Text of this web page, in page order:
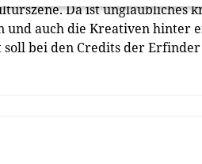
Da ist unglaubliches
auch die Kreativen hinter
bei den Credits der